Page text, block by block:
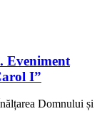
Eveniment
I”
Domnului și